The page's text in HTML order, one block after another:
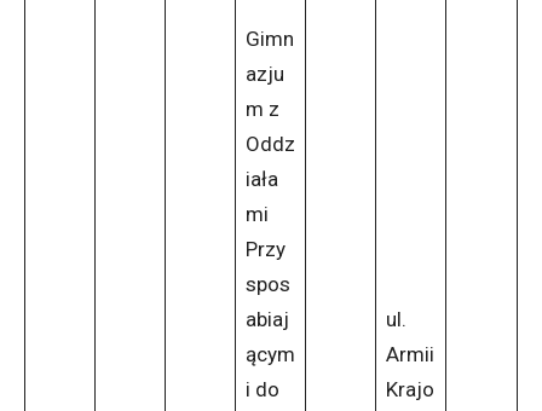
Gimn
azju
m z
Oddz
iała
mi
Przy
spos
abiaj
ącym
i do
ul.
Armii
Krajo